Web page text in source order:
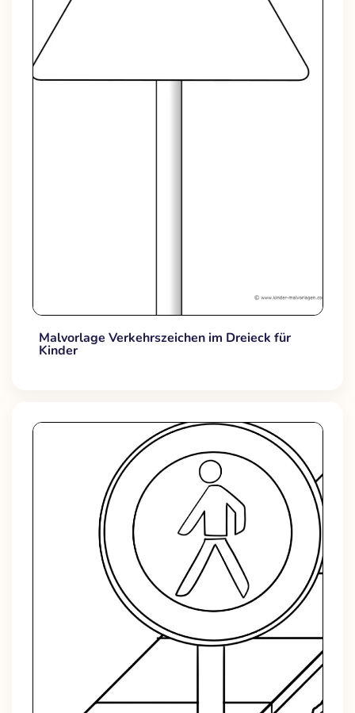
Malvorlage Verkehrszeichen im Dreieck für
Kinder